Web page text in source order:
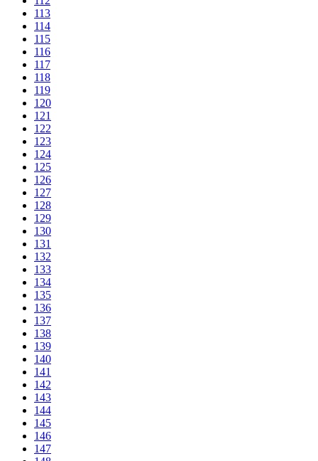
113
114
115
116
117
118
119
120
121
122
123
124
125
126
127
128
129
130
131
132
133
134
135
136
137
138
139
140
141
142
143
144
145
146
147